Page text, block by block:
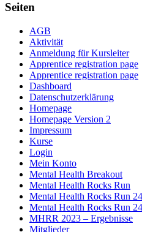
Seiten
AGB
Aktivität
Anmeldung für Kursleiter
Apprentice registration page
Apprentice registration page
Dashboard
Datenschutzerklärung
Homepage
Homepage Version 2
Impressum
Kurse
Login
Mein Konto
Mental Health Breakout
Mental Health Rocks Run
Mental Health Rocks Run 24
Mental Health Rocks Run
MHRR 2023 – Ergebnisse
Mitglieder